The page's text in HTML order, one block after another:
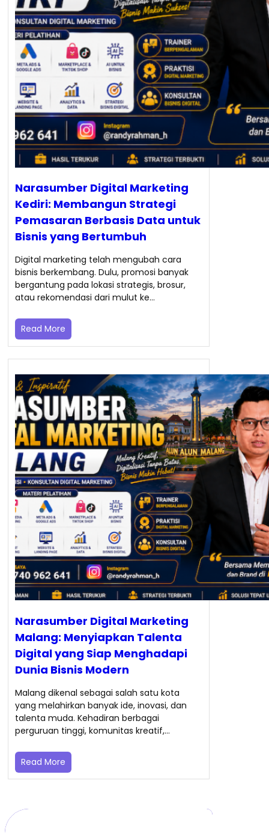
Narasumber Digital Marketing
Kediri: Membangun Strategi
Pemasaran Berbasis Data untuk
Bisnis yang Bertumbuh
Digital marketing telah mengubah cara
bisnis berkembang. Dulu, promosi banyak
bergantung pada lokasi strategis, brosur,
atau rekomendasi dari mulut ke…
Read More
Narasumber Digital Marketing
Malang: Menyiapkan Talenta
Digital yang Siap Menghadapi
Dunia Bisnis Modern
Malang dikenal sebagai salah satu kota
yang melahirkan banyak ide, inovasi, dan
talenta muda. Kehadiran berbagai
perguruan tinggi, komunitas kreatif,…
Read More